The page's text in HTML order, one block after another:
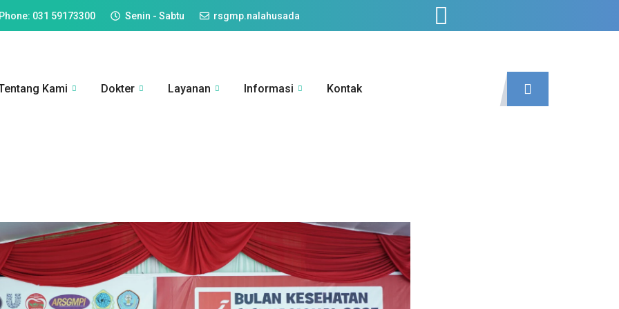
031 59173300 Senin - Sabtu rsgmp.nalahusada
Kami Dokter Layanan Informasi Kontak